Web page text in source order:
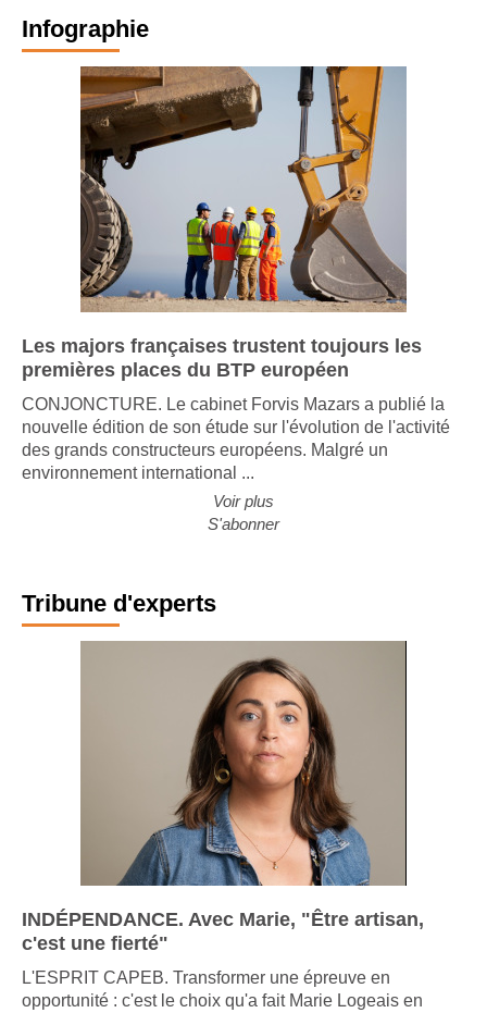
Infographie
Les majors françaises trustent toujours les
premières places du BTP européen
CONJONCTURE. Le cabinet Forvis Mazars a publié la
nouvelle édition de son étude sur l'évolution de l'activité
des grands constructeurs européens. Malgré un
environnement international ...
Voir plus
S'abonner
Tribune d'experts
INDÉPENDANCE. Avec Marie, "Être artisan,
c'est une fierté"
L'ESPRIT CAPEB. Transformer une épreuve en
opportunité : c'est le choix qu'a fait Marie Logeais en